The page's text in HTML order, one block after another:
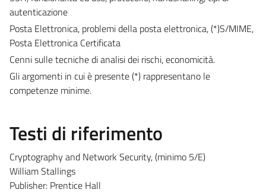
autenticazione
Posta Elettronica, problemi della posta elettronica, (*)S/MIME,
Posta Elettronica Certificata
Cenni sulle tecniche di analisi dei rischi, economicità.
Gli argomenti in cui è presente (*) rappresentano le
competenze minime.
Testi di riferimento
Cryptography and Network Security, (minimo 5/E)
William Stallings
Publisher: Prentice Hall